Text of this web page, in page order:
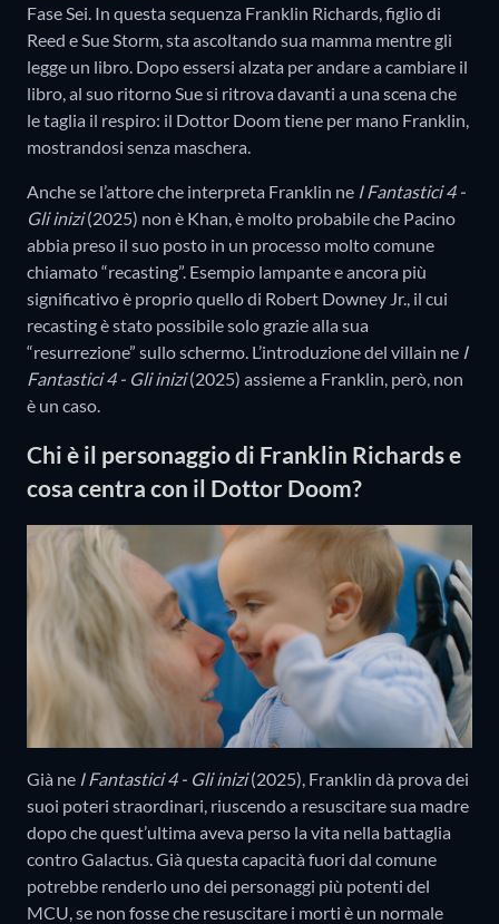
Fase Sei. In questa sequenza Franklin Richards, figlio di
Reed e Sue Storm, sta ascoltando sua mamma mentre gli
legge un libro. Dopo essersi alzata per andare a cambiare il
libro, al suo ritorno Sue si ritrova davanti a una scena che
le taglia il respiro: il Dottor Doom tiene per mano Franklin,
mostrandosi senza maschera.
Anche se l’attore che interpreta Franklin ne I Fantastici 4 -
Gli inizi(2025) non è Khan, è molto probabile che Pacino
abbia preso il suo posto in un processo molto comune
chiamato “recasting”. Esempio lampante e ancora più
significativo è proprio quello di Robert Downey Jr., il cui
recasting è stato possibile solo grazie alla sua
“resurrezione” sullo schermo. L’introduzione del villain ne I
Fantastici 4 - Gli inizi(2025) assieme a Franklin, però, non
è un caso.
Chi è il personaggio di Franklin Richards e
cosa centra con il Dottor Doom?
Già ne I Fantastici 4 - Gli inizi(2025), Franklin dà prova dei
suoi poteri straordinari, riuscendo a resuscitare sua madre
dopo che quest’ultima aveva perso la vita nella battaglia
contro Galactus. Già questa capacità fuori dal comune
potrebbe renderlo uno dei personaggi più potenti del
MCU, se non fosse che resuscitare i morti è un normale